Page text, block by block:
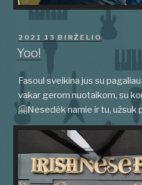
PASKELBTA
2021 13 BIRŽELIO
Yoo!
Fasoul sveikina jus su
vakar gerom nuotaikom, su
🤗Nesedėk namie ir tu, užsuk